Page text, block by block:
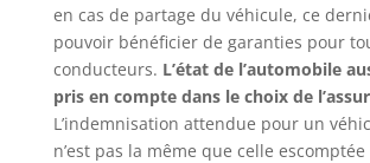
en cas de partage du véhicule, ce
pouvoir bénéficier de garanties pour
conducteurs. L’état de l’automobile
pris en compte dans le choix de
L’indemnisation attendue pour un
n’est pas la même que celle